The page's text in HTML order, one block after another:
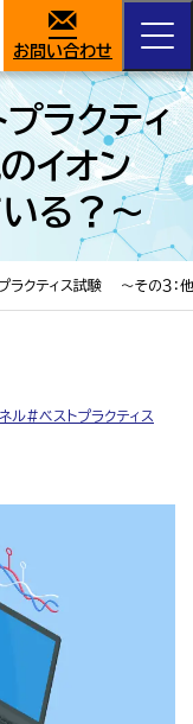
お問い合わせ
ラクティ
イオン
る？～
ラクティス試験 ～その３：
ル ベストプラクティス